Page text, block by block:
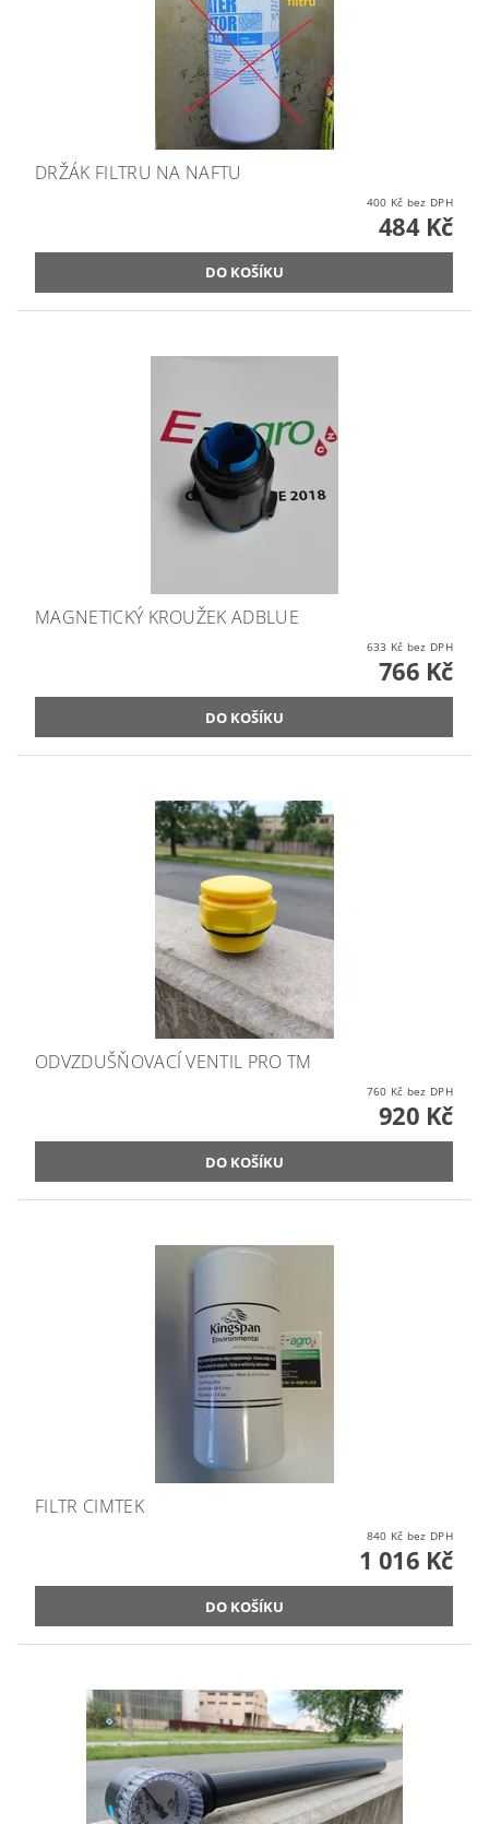
DRŽÁK FILTRU NA NAFTU
400 Kč bez DPH
484 Kč
MAGNETICKÝ KROUŽEK ADBLUE
633 Kč bez DPH
766 Kč
ODVZDUŠŇOVACÍ VENTIL PRO TM
760 Kč bez DPH
920 Kč
FILTR CIMTEK
840 Kč bez DPH
1 016 Kč